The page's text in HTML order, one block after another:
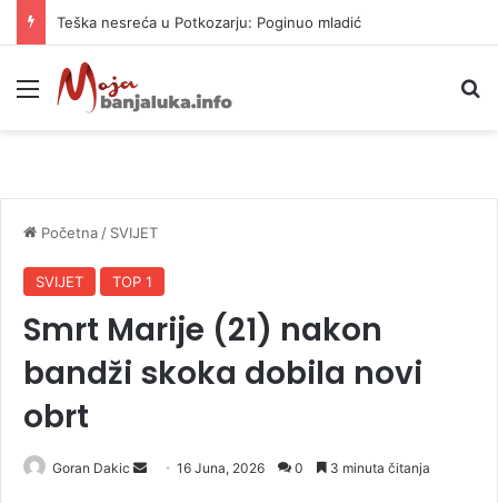
Vrućine ne prestaju: Danas i do 38 stepeni
Meni
Početna / SVIJET
SVIJET TOP 1
Smrt Marije (21) nakon
bandži skoka dobila novi
obrt
Goran Dakic 16 Juna, 2026 0 3 minuta čitanja